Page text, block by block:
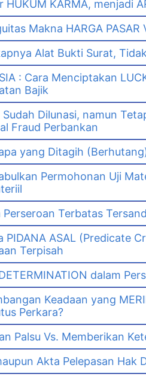
HUKUM KARMA, menjadi
Makna HARGA
Alat Bukti Surat,
: Cara Menciptakan
Bajik
Dilunasi, namun
Fraud Perbankan
yang Ditagih
Permohonan Uji
Perseroan Terbatas
PIDANA ASAL (Predicate
Terpisah
dalam
Keadaan yang
Perkara?
Palsu Vs. Memberikan
Akta Pelepasan Hak